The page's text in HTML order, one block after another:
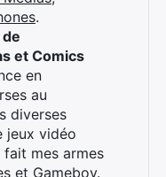
.
et Comics
en
au
diverses
jeux vidéo
mes armes
et Gameboy.